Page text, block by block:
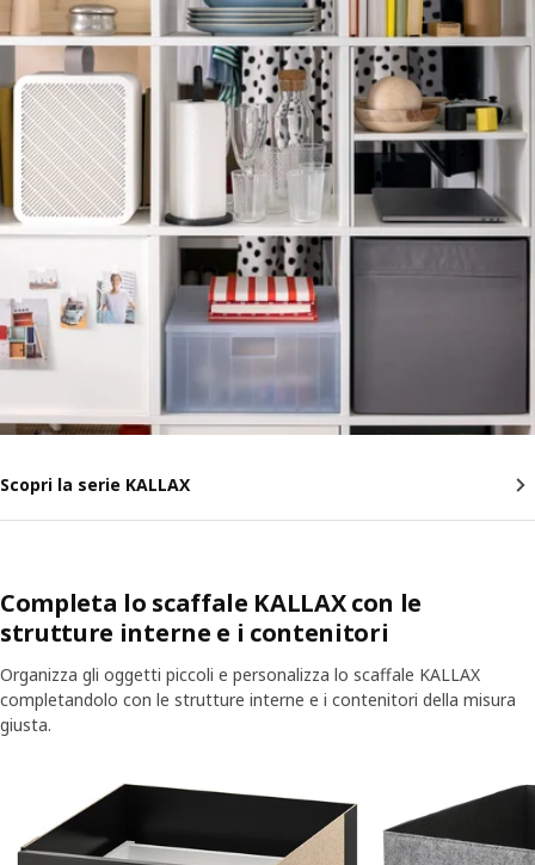
Scopri la serie KALLAX
Completa lo scaffale KALLAX con le
strutture interne e i contenitori
Organizza gli oggetti piccoli e personalizza lo scaffale KALLAX
completandolo con le strutture interne e i contenitori della misura
giusta.
Salta l'annuncio